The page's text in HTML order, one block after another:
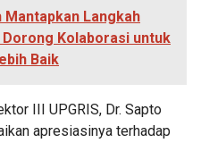
Mantapkan Langkah
Kolaborasi untuk
Baik
III UPGRIS, Dr. Sapto
apresiasinya terhadap